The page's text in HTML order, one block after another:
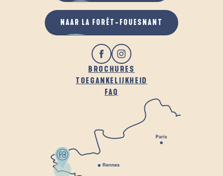
BROCHURES
TOEGANKELIJKHEID
FAQ
NAAR LA FORÊT-FOUESNANT